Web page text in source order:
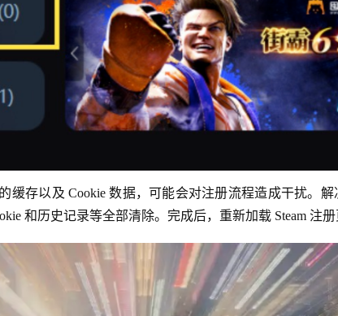
缓存以及 Cookie 数据，可能会对注册流程造成干扰。
和历史记录等全部清除。完成后，重新加载 Steam 注册